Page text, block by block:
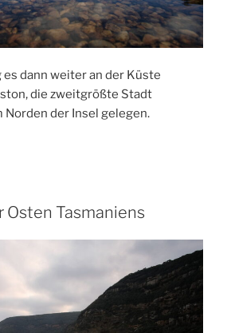
es dann weiter an der Küste
die zweitgrößte Stadt
Norden der Insel gelegen.
Osten Tasmaniens